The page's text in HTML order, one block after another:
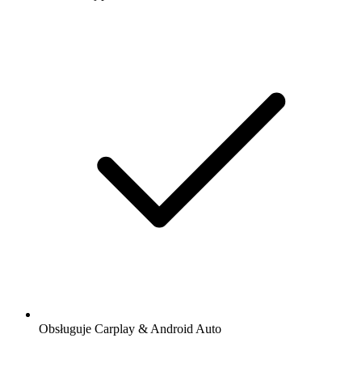
Obsługuje Carplay & Android Auto